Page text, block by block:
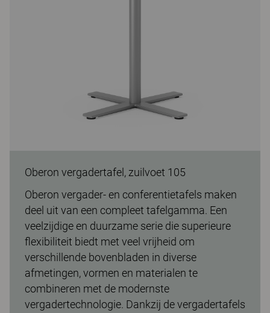
Oberon vergadertafel, zuilvoet 105
Oberon vergader- en conferentietafels maken
deel uit van een compleet tafelgamma. Een
veelzijdige en duurzame serie die superieure
flexibiliteit biedt met veel vrijheid om
verschillende bovenbladen in diverse
afmetingen, vormen en materialen te
combineren met de modernste
vergadertechnologie. Dankzij de vergadertafels